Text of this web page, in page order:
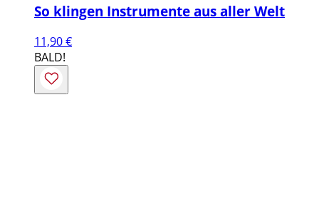
So klingen Instrumente aus aller Welt
11,90€
BALD!